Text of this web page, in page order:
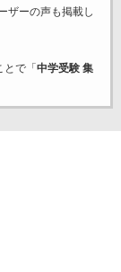
ザーの声も掲載し
で「 中学受験 集